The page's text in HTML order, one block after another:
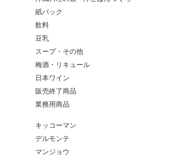
紙パック
飲料
豆乳
スープ・その他
梅酒・リキュール
日本ワイン
販売終了商品
業務用商品
キッコーマン
デルモンテ
マンジョウ